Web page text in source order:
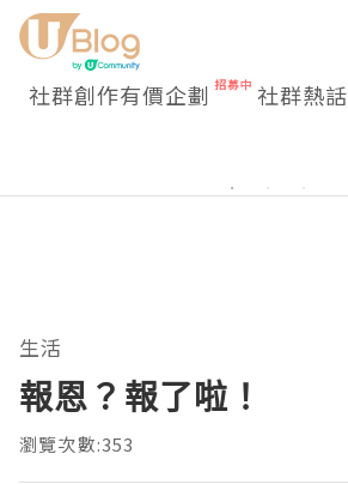
社群創作有價企劃 社群熱話
生活
報恩？報了啦！
瀏覽次數:353